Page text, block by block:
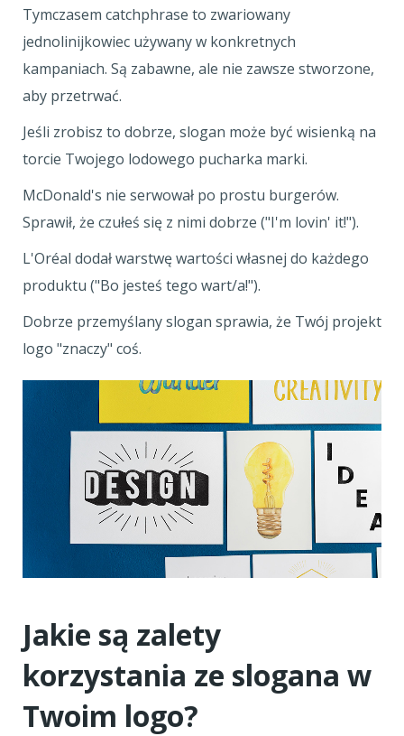
Tymczasem catchphrase to zwariowany
jednolinijkowiec używany w konkretnych
kampaniach. Są zabawne, ale nie zawsze stworzone,
aby przetrwać.
Jeśli zrobisz to dobrze, slogan może być wisienką na
torcie Twojego lodowego pucharka marki.
McDonald's nie serwował po prostu burgerów.
Sprawił, że czułeś się z nimi dobrze ("I'm lovin' it!").
L'Oréal dodał warstwę wartości własnej do każdego
produktu ("Bo jesteś tego wart/a!").
Dobrze przemyślany slogan sprawia, że Twój projekt
logo "znaczy" coś.
Jakie są zalety
korzystania ze slogana w
Twoim logo?